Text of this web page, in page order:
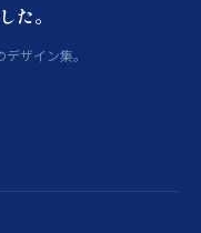
た。
ザイン集。